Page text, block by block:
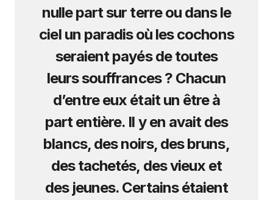
nulle part sur terre ou dans le
ciel un paradis où les cochons
seraient payés de toutes
leurs souffrances ? Chacun
d’entre eux était un être à
part entière. Il y en avait des
blancs, des noirs, des bruns,
des tachetés, des vieux et
des jeunes. Certains étaient